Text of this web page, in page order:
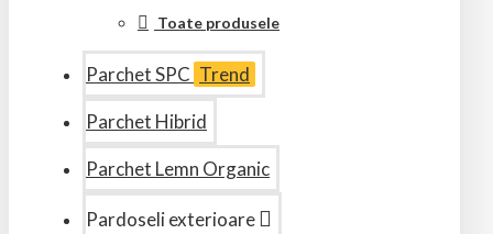
Toate produsele
Parchet SPC Trend
Parchet Hibrid
Parchet Lemn Organic
Pardoseli exterioare